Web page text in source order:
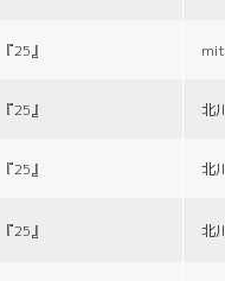
『25』
『25』 北
『25』 北
『25』 北